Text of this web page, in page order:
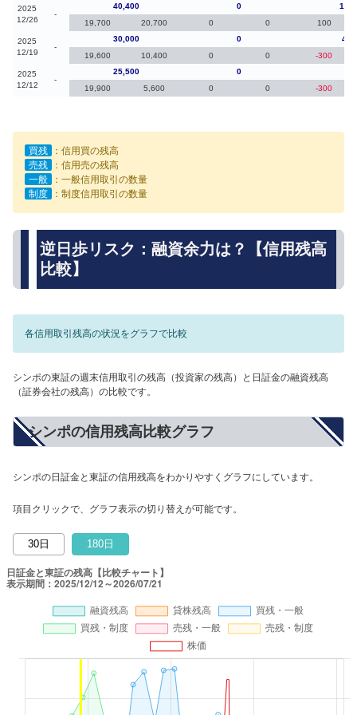
2025
12/26
-
40,400 0
19,700
20,700 0 0 100
2025
12/19
-
30,000 0
19,600
10,400 0 0 -300
2025
12/12
-
25,500 0
19,900
5,600 0 0 -300
買残
：信用買の残高
売残
：信用売の残高
一般
：一般信用取引の数量
制度
：制度信用取引の数量
逆日歩リスク：融資余力は？【信用残高
比較】
各信用取引残高の状況をグラフで比較
シンポの東証の週末信用取引の残高（投資家の残高）と日証金の融資残高
（証券会社の残高）の比較です。
シンポの信用残高比較グラフ
シンポの日証金と東証の信用残高をわかりやすくグラフにしています。
項目クリックで、グラフ表示の切り替えが可能です。
30日 180日